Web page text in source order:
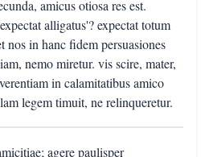
amicus otiosa res est.
alligatus'? expectat totum
nos in hanc fidem persuasiones
nemo miretur. vis scire, mater,
in calamitatibus amico
legem timuit, ne relinqueretur.
agere paulisper